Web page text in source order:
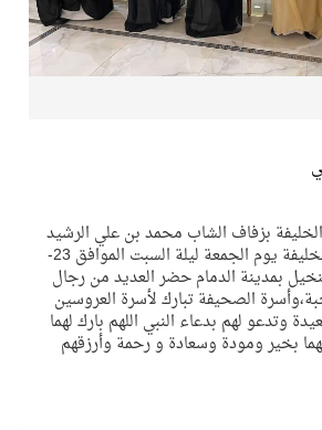
كأس العالم للرياضات الإلكترونية: فريق Karmine Corp الفرنسي بطلًا لبطولة Rocket League
بزفاف الشاب محمد بن علي الرشيد
على كريمة الحاج طه الخليفة يوم الجمعة ليلة السبت الموافق 23-
النخيل بمدينة الدمام حضر العديد من رجال
الصحيفة تبارك لأسرة العروسين
وتدعو لهم بدعاء النبي اللهم بارك لهما
بخير ومودة وسعادة و رحمة وأرزقهم